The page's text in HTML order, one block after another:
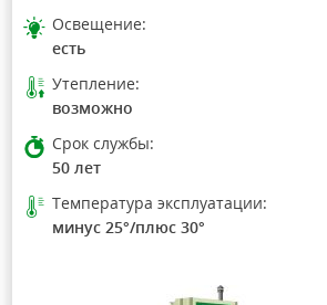
Освещение:
есть
Утепление:
возможно
Срок службы:
50 лет
Температура эксплуатации:
минус 25°/плюс 30°